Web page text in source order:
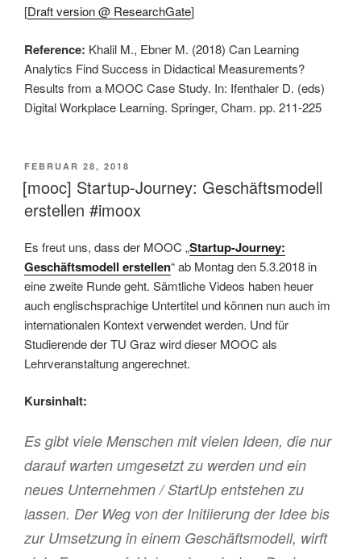
[Draft version @ ResearchGate]
Reference: Khalil M., Ebner M. (2018) Can Learning
Analytics Find Success in Didactical Measurements?
Results from a MOOC Case Study. In: Ifenthaler D. (eds)
Digital Workplace Learning. Springer, Cham. pp. 211-225
VERÖFFENTLICHT
AM
FEBRUAR 28, 2018
[mooc] Startup-Journey: Geschäftsmodell
erstellen #imoox
Es freut uns, dass der MOOC „Startup-Journey:
Geschäftsmodell erstellen“ ab Montag den 5.3.2018 in
eine zweite Runde geht. Sämtliche Videos haben heuer
auch englischsprachige Untertitel und können nun auch im
internationalen Kontext verwendet werden. Und für
Studierende der TU Graz wird dieser MOOC als
Lehrveranstaltung angerechnet.
Kursinhalt:
Es gibt viele Menschen mit vielen Ideen, die nur
darauf warten umgesetzt zu werden und ein
neues Unternehmen / StartUp entstehen zu
lassen. Der Weg von der Initiierung der Idee bis
zur Umsetzung in einem Geschäftsmodell, wirft